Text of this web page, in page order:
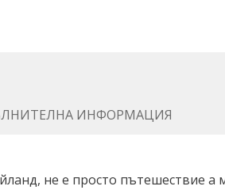
ИНФОРМАЦИЯ
не е просто пътешествие а